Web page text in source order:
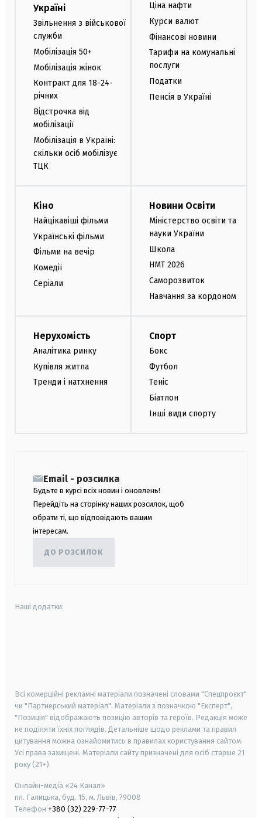
Україні
Звільнення з військової
служби
Мобілізація 50+
Мобілізація жінок
Контракт для 18-24-
річних
Відстрочка від
мобілізації
Мобілізація в Україні:
скільки осіб мобілізує
ТЦК
Ціна нафти
Курси валют
Фінансові новини
Тарифи на комунальні
послуги
Податки
Пенсія в Україні
Кіно
Найцікавіші фільми
Українські фільми
Фільми на вечір
Комедії
Серіали
Новини Освіти
Міністерство освіти та
науки України
Школа
НМТ 2026
Саморозвиток
Навчання за кордоном
Нерухомість
Аналітика ринку
Купівля житла
Тренди і натхнення
Спорт
Бокс
Футбол
Теніс
Біатлон
Інші види спорту
Email - розсилка
Будьте в курсі всіх новин і оновлень!
Перейдіть на сторінку наших розсилок, щоб
обрати ті, що відповідають вашим
інтересам.
ДО РОЗСИЛОК
Наші додатки:
Всі комерційні рекламні матеріали позначені словами "Спецпроєкт"
чи "Партнерський матеріал". Матеріали з позначкою "Експерт",
"Позиція" відображають позицію авторів та героїв. Редакція може
не поділяти їхніх поглядів. Детальніше щодо реклами та правил
цитування можна ознайомитись в правилах користування сайтом.
Усі права захищені. Матеріали сайту призначені для осіб старше 21
року (21+)
Онлайн-медіа «24 Канал»
пл. Галицька, буд. 15, м. Львів, 79008
Телефон +380 (32) 229-77-77